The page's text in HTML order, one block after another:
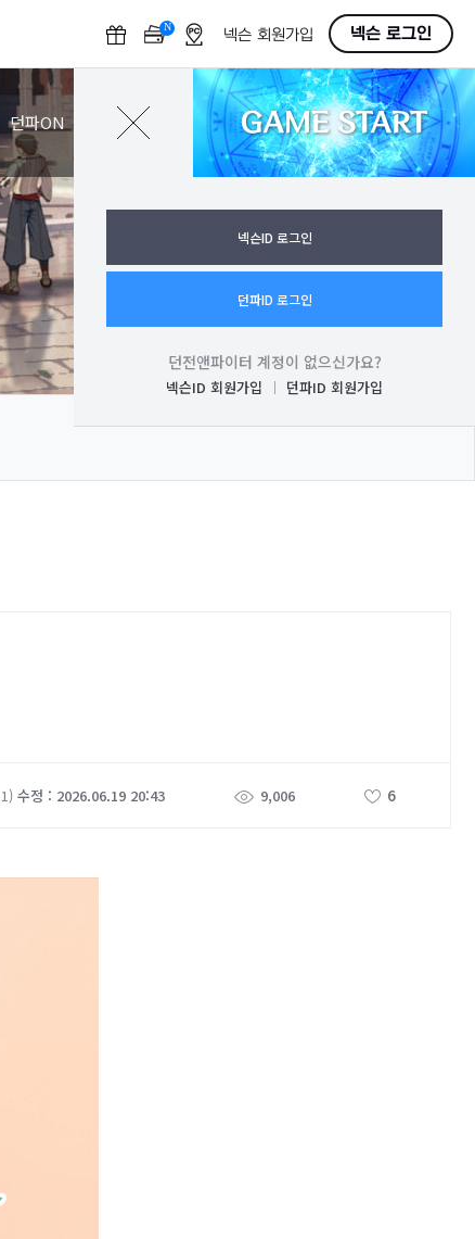
N
F
넥슨 회원가입 넥슨 로그인
던파ON GAME START
로그인
넥슨ID 로그인
던파ID 로그인
던전앤파이터 계정이 없으신가요?
넥슨ID 회원가입 던파ID 회원가입
수정 : 2026.06.19 20:43 9,006 6